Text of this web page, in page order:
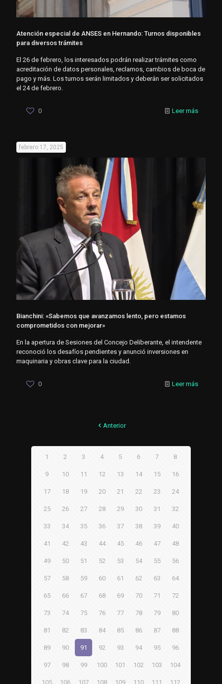
Atención especial de ANSES en Hernando: Turnos disponibles
para diversos trámites
El 26 de febrero, los interesados ​​podrán realizar trámites como
acreditación de datos personales, reclamos, cambios de boca de
pago y más. Los turnos serán limitados y deberán ser solicitados
el 24 de febrero.
0 Leer más
febrero 17, 2025
Bianchini: «Sabemos que avanzamos lento, pero estamos
comprometidos con mejorar»
En la apertura de Sesiones del Concejo Deliberante, el intendente
reconoció los desafíos pendientes y anunció inversiones en
maquinaria y obras clave para la ciudad.
0 Leer más
Anterior
1 2 3 4 5 6 7 8
9 10 11 12 13 14 15 16
17 18 19 20 21 22 23 24
25 26 27 28 29 30 31 32
33 34 35 36 37 38 39 40
41 42 43 44 45 46 47 48
49 50 51 52 53 54 55 56
57 58 59 60 61 62 63 64
65 66 67 68 69 70 71 72
73 74 75 76 77 78 79 80
81 82 83 84 85 86 87 88
89 90 91 92 93 94 95 96
97 98 99 100 101 102 103 104
105 106 107 108 109 110 111 112